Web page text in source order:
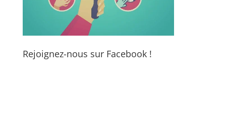
Rejoignez-nous sur Facebook !